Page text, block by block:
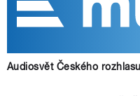
Audiosvět Českého